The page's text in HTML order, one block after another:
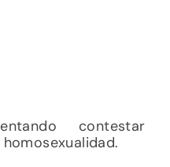
contestar